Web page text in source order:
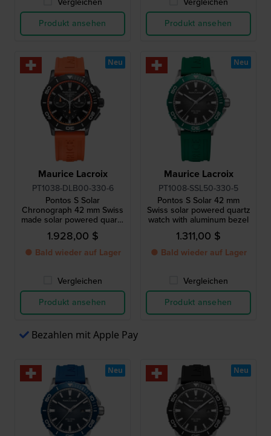
Produkt ansehen
Produkt ansehen
Maurice Lacroix
PT1038-DLB00-330-6
Pontos S Solar
Chronograph 42 mm Swiss
made solar powered quartz
chronograph
1.928,00 $
● Bald wieder auf Lager
Vergleichen
Produkt ansehen
Neu
Maurice Lacroix
PT1008-SSL50-330-5
Pontos S Solar 42 mm
Swiss solar powered quartz
watch with aluminum bezel
1.311,00 $
● Bald wieder auf Lager
Vergleichen
Produkt ansehen
Neu
Bezahlen mit Apple Pay
Neu Neu